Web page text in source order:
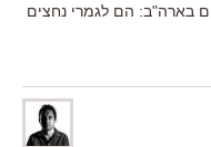
בארה"ב: הם לגמרי נחצים